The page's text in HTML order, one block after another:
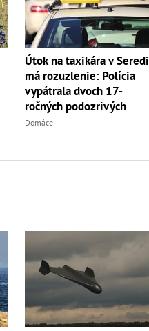
Útok na taxikára v Seredi
má rozuzlenie: Polícia
vypátrala dvoch 17-
ročných podozrivých
Domáce